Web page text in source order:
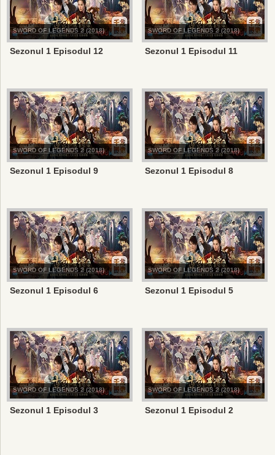
SWORD OF LEGENDS 2 (2018)
Sezonul 1 Episodul 12
SWORD OF LEGENDS 2 (2018)
Sezonul 1 Episodul 11
SWORD OF LEGENDS 2 (2018)
Sezonul 1 Episodul 9
SWORD OF LEGENDS 2 (2018)
Sezonul 1 Episodul 8
SWORD OF LEGENDS 2 (2018)
Sezonul 1 Episodul 6
SWORD OF LEGENDS 2 (2018)
Sezonul 1 Episodul 5
SWORD OF LEGENDS 2 (2018)
Sezonul 1 Episodul 3
SWORD OF LEGENDS 2 (2018)
Sezonul 1 Episodul 2